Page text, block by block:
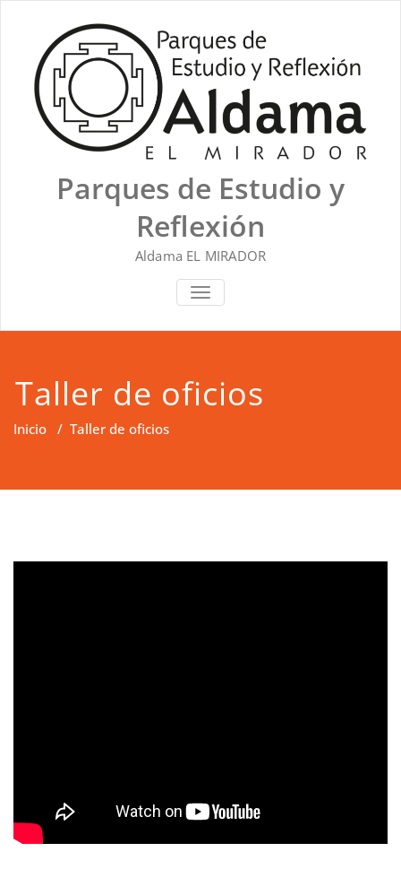
contenido
Parques de Estudio y
Reflexión
Aldama EL MIRADOR
ALTERNAR NAVEGACIÓN
Taller de oficios
Inicio / Taller de oficios